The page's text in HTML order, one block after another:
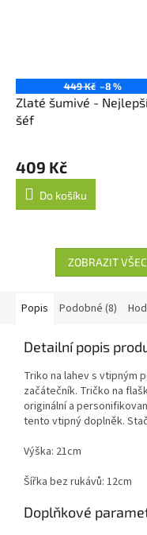
449 Kč –8 %
Zlaté šumivé -
šéf
409 Kč
Do košíku
ZOBRAZIT
Popis Podobné (8)
Detailní popis
Triko na lahev s vtipným
začátečník. Tričko na
originální a
tento vtipný doplněk.
Výška: 21cm
Šířka bez rukávů: 12cm
Doplňkové